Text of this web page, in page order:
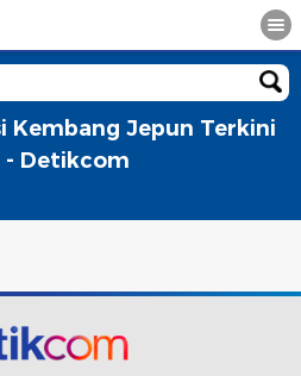
Kembang Jepun Terkini
- Detikcom